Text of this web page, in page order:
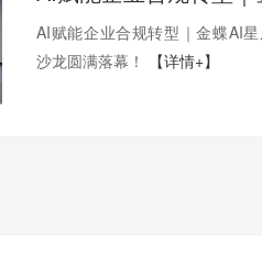
AI赋能企业合规转型｜金蝶AI
沙龙圆满落幕！
【详情+】